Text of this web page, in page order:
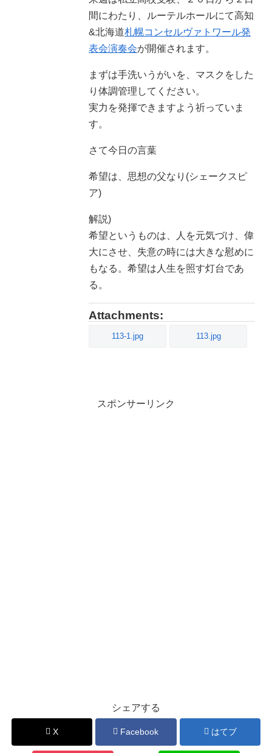
間にわたり、ルーテルホールにて高知
&北海道札幌コンセルヴァトワール発
表会演奏会が開催されます。
まずは手洗いうがいを、マスクをした
り体調管理してください。
実力を発揮できますよう祈っていま
す。
さて今日の言葉
希望は、思想の父なり(シェークスピ
ア)
解説)
希望というものは、人を元気づけ、偉
大にさせ、失意の時には大きな慰めに
もなる。希望は人生を照す灯台であ
る。
Attachments:
113-1.jpg 113.jpg
スポンサーリンク
シェアする
X Facebook はてブ